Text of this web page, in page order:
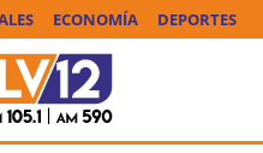
ECONOMÍA DEPORTES